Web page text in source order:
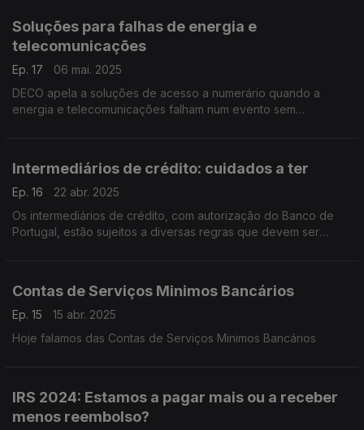
Soluções para falhas de energia e
telecomunicações
Ep. 17
06 mai. 2025
DECO apela a soluções de acesso a numerário quando a
energia e telecomunicações falham num evento sem
Intermediários de crédito: cuidados a ter
Ep. 16
22 abr. 2025
Os intermediários de crédito, com autorização do Banco de
Portugal, estão sujeitos a diversas regras que devem ser
Contas de Serviços Minimos Bancários
Ep. 15
15 abr. 2025
Hoje falamos das Contas de Serviços Minimos Bancários
IRS 2024: Estamos a pagar mais ou a receber
menos reembolso?